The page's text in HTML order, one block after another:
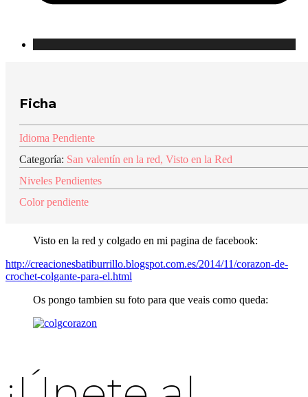
Ficha
Idioma Pendiente
Categoría: San valentín en la red, Visto en la Red
Niveles Pendientes
Color pendiente
Visto en la red y colgado en mi pagina de facebook:
http://creacionesbatiburrillo.blogspot.com.es/2014/11/corazon-de-
crochet-colgante-para-el.html
Os pongo tambien su foto para que veais como queda: